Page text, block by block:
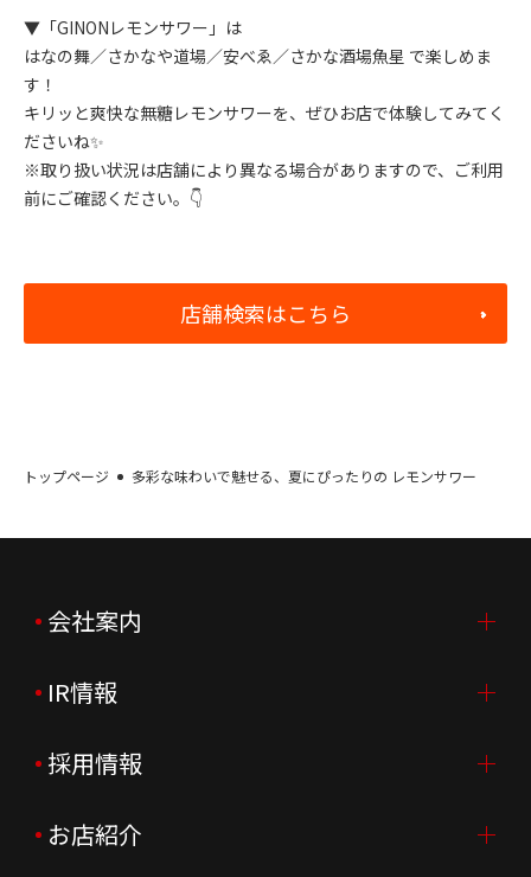
▼「GINONレモンサワー」は
はなの舞／さかなや道場／安べゑ／さかな酒場魚星 で楽しめま
す！
キリッと爽快な無糖レモンサワーを、ぜひお店で体験してみてく
ださいね✨
※取り扱い状況は店舗により異なる場合がありますので、ご利用
前にご確認ください。👇
店舗検索はこちら
トップページ 多彩な味わいで魅せる、夏にぴったりの レモンサワー
会社案内
会社案内TOP
ご挨拶
会社概要
IR情報
IR情報TOP
ニュースリリース
採用情報
採用情報TOP
お店紹介